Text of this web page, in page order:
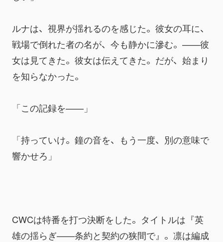
ルナは、視界が揺れるのを感じた。彼女の耳に、
戦場で倒れた者の名が、今も静かに滲む。——彼
女は見てきた。彼女は伝えてきた。だが、始まり
を知らなかった。
「この記録を——」
「持っていけ。鐘の音を、もう一度、別の意味で
響かせろ」
CWCは特番を打つ決断をした。タイトルは『英
雄の揺らぎ——条約と契約の狭間で』。凛は編成